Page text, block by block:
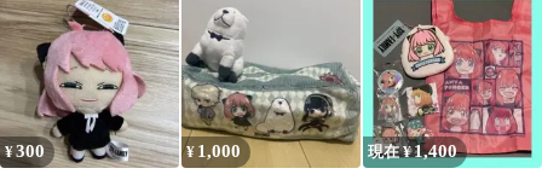
ホルダー
¥300 ¥ 1,000 現在 ¥1,400